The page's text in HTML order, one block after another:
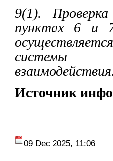
9(1).
пунктах 6 и
системы
Источник
09 Dec 2025, 11:06